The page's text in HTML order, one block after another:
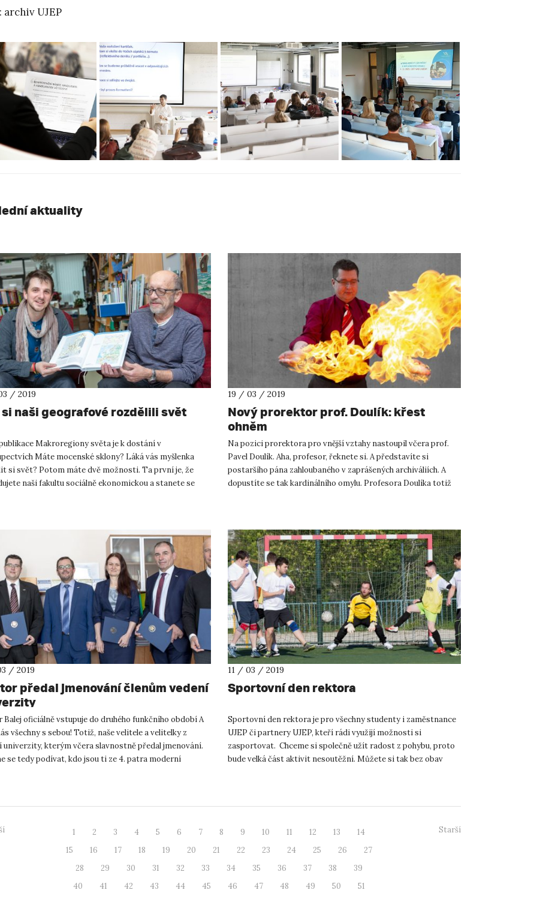
archiv UJEP
aktuality
/ 2019
naši geografové rozdělili svět
Makroregiony světa je k dostání v
Máte mocenské sklony? Láká vás myšlenka
si svět? Potom máte dvě možnosti. Ta první je, že
naši fakultu sociálně ekonomickou a stanete se
19 / 03 / 2019
Nový prorektor prof. Doulík: křest
ohněm
Na pozici prorektora pro vnější vztahy nastoupil včera prof.
Pavel Doulík. Aha, profesor, řeknete si. A představíte si
postaršího pána zahloubaného v zaprášených archiváliích. A
dopustíte se tak kardinálního omylu. Profesora Doulíka totiž
/ 2019
předal jmenování členům vedení
Balej oficiálně vstupuje do druhého funkčního období A
všechny s sebou! Totiž, naše velitele a velitelky z
univerzity, kterým včera slavnostně předal jmenování.
se tedy podívat, kdo jsou ti ze 4. patra moderní
11 / 03 / 2019
Sportovní den rektora
Sportovní den rektora je pro všechny studenty i zaměstnance
UJEP či partnery UJEP, kteří rádi využijí možnosti si
zasportovat. Chceme si společně užít radost z pohybu, proto
bude velká část aktivit nesoutěžní. Můžete si tak bez obav
1 2 3 4 5 6 7 8 9 10 11 12 13
14
15
16 17 18 19 20 21 22 23 24 25 26
27
28
29 30 31 32 33 34 35 36 37 38
39
40
41 42 43 44 45 46 47 48 49 50
51
Starší